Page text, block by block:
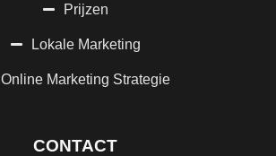
Prijzen
Lokale Marketing
Online Marketing Strategie
CONTACT